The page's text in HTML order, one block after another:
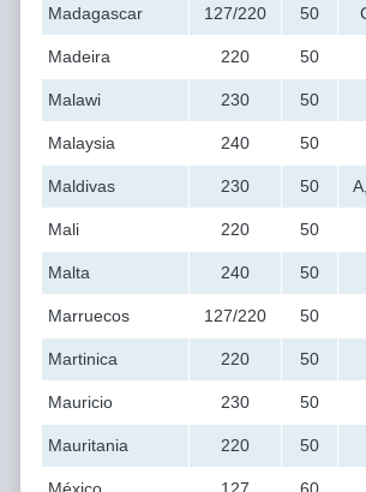
Madagascar 127/220 50
Madeira 220 50
Malawi 230 50
Malaysia 240 50
Maldivas 230 50
Mali 220 50
Malta 240 50
Marruecos 127/220 50
Martinica 220 50
Mauricio 230 50
Mauritania 220 50